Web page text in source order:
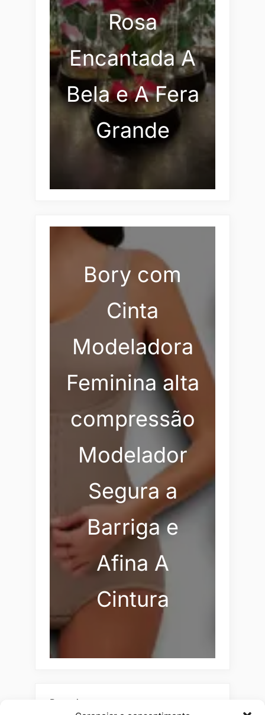
Rosa
Encantada A
Bela e A Fera
Grande
Bory com
Cinta
Modeladora
Feminina alta
compressão
Modelador
Segura a
Barriga e
Afina A
Cintura
Pesquisar